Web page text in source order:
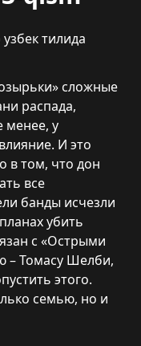
тилида
сложные
распада,
менее, у
И это
в том, что дон
все
банды исчезли
убить
с «Острыми
– Томасу Шелби,
этого.
семью, но и